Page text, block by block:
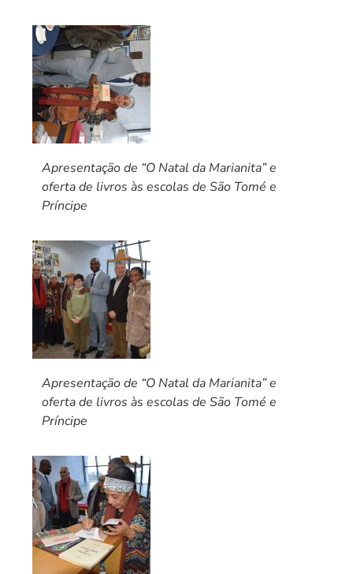
Apresentação de “O Natal da Marianita” e
oferta de livros às escolas de São Tomé e
Príncipe
Apresentação de “O Natal da Marianita” e
oferta de livros às escolas de São Tomé e
Príncipe